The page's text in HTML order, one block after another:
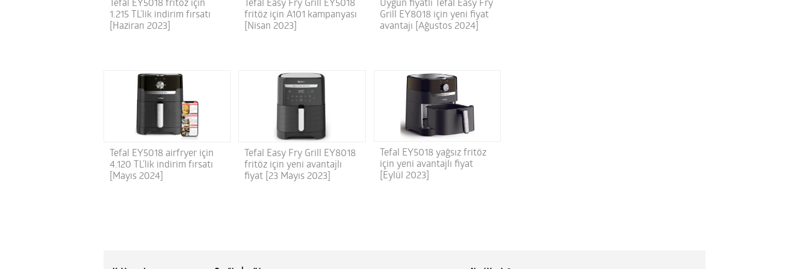
Tefal EY5018 fritöz için
1.215 TL’lik indirim fırsatı
[Haziran 2023]
Tefal Easy Fry Grill EY5018
fritöz için A101 kampanyası
[Nisan 2023]
Uygun fiyatlı Tefal Easy Fry
Grill EY8018 için yeni fiyat
avantajı [Ağustos 2024]
Tefal EY5018 airfryer için
4.120 TL’lik indirim fırsatı
[Mayıs 2024]
Tefal Easy Fry Grill EY8018
fritöz için yeni avantajlı
fiyat [23 Mayıs 2023]
Tefal EY5018 yağsız fritöz
için yeni avantajlı fiyat
[Eylül 2023]